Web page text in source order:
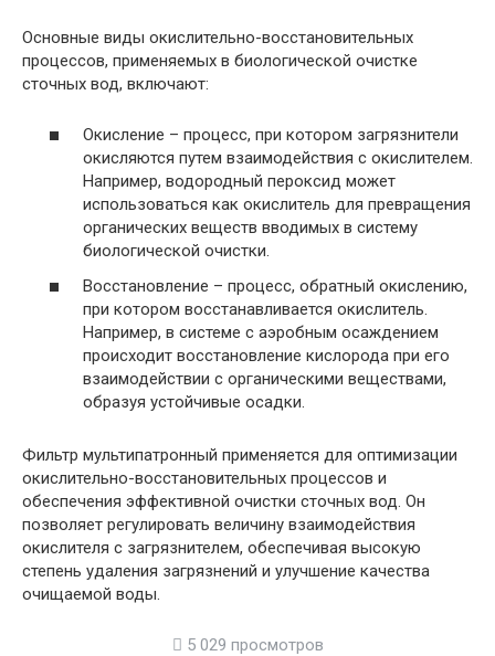
Основные виды окислительно-восстановительных
процессов, применяемых в биологической очистке
сточных вод, включают:
Окисление – процесс, при котором загрязнители
окисляются путем взаимодействия с окислителем.
Например, водородный пероксид может
использоваться как окислитель для превращения
органических веществ вводимых в систему
биологической очистки.
Восстановление – процесс, обратный окислению,
при котором восстанавливается окислитель.
Например, в системе с аэробным осаждением
происходит восстановление кислорода при его
взаимодействии с органическими веществами,
образуя устойчивые осадки.
Фильтр мультипатронный применяется для оптимизации
окислительно-восстановительных процессов и
обеспечения эффективной очистки сточных вод. Он
позволяет регулировать величину взаимодействия
окислителя с загрязнителем, обеспечивая высокую
степень удаления загрязнений и улучшение качества
очищаемой воды.
5 029 просмотров